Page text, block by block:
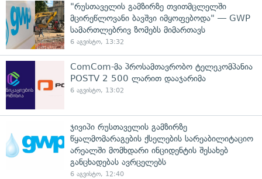
"რუსთაველის გამზირზე თვითმცლელში
მცირეწლოვანი ბავშვი იმყოფებოდა" — GWP
სამართლებრივ ზომებს მიმართავს
6 აგვისტო, 13:32
ComCom-მა პროსამთავრობო ტელეკომპანია
POSTV 2 500 ლარით დააჯარიმა
6 აგვისტო, 13:02
ჯივიპი რუსთაველის გამზირზე
წყალმომარაგების ქსელების სარეაბილიტაციო
არეალში მომხდარი ინციდენტის შესახებ
განცხადებას ავრცელებს
6 აგვისტო, 12:40